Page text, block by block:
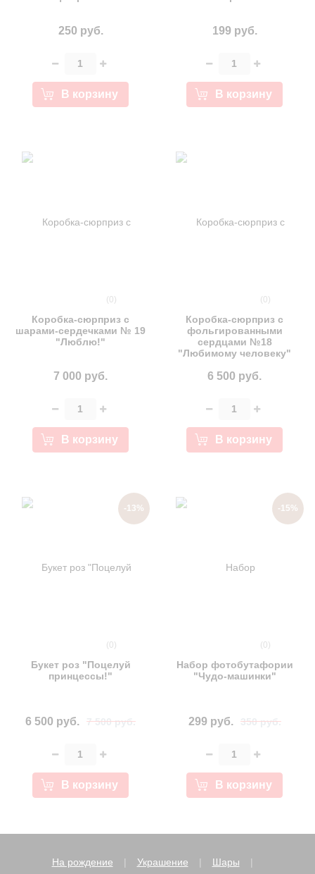
250 руб.
В корзину
199 руб.
В корзину
(0)
Коробка-сюрприз с
шарами-сердечками № 19
"Люблю!"
7 000 руб.
В корзину
(0)
Коробка-сюрприз с
фольгированными
сердцами №18
"Любимому человеку"
6 500 руб.
В корзину
-13%
(0)
Букет роз "Поцелуй
принцессы!"
6 500 руб. 7 500 руб.
В корзину
-15%
(0)
Набор фотобутафории
"Чудо-машинки"
299 руб. 350 руб.
В корзину
На рождение Украшение
Шары